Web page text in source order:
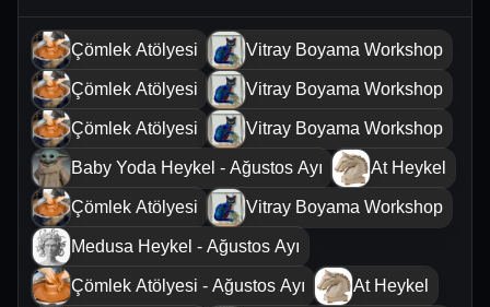
Çömlek Atölyesi Vitray Boyama Workshop
Çömlek Atölyesi Vitray Boyama Workshop
Çömlek Atölyesi Vitray Boyama Workshop
Baby Yoda Heykel - Ağustos Ayı At Heykel
Çömlek Atölyesi Vitray Boyama Workshop
Medusa Heykel - Ağustos Ayı
Çömlek Atölyesi - Ağustos Ayı At Heykel